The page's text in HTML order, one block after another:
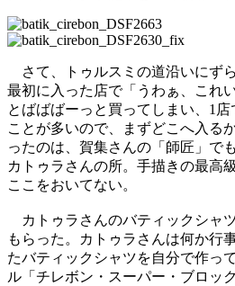
さて、トゥルスミの道沿いにず
最初に入った店で「うわぁ、これ
とばばばーっと買ってしまい、1
ことが多いので、まずどこへ入る
ったのは、賀集さんの「師匠」で
カトゥラさんの所。手描きの最高
ここをおいてない。
カトゥラさんのバティックシャ
もらった。カトゥラさんは何か行
たバティックシャツを自分で作っ
ル「チレボン・スーパー・ブロッ